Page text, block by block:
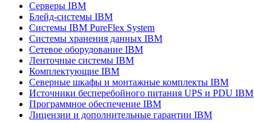
Серверы IBM
Блейд-системы IBM
Системы IBM PureFlex System
Системы хранения данных IBM
Сетевое оборудование IBM
Ленточные системы IBM
Комплектующие IBM
Северные шкафы и монтажные комплекты IBM
Источники бесперебойного питания UPS и PDU IBM
Программное обеспечение IBM
Лицензии и дополнительные гарантии IBM